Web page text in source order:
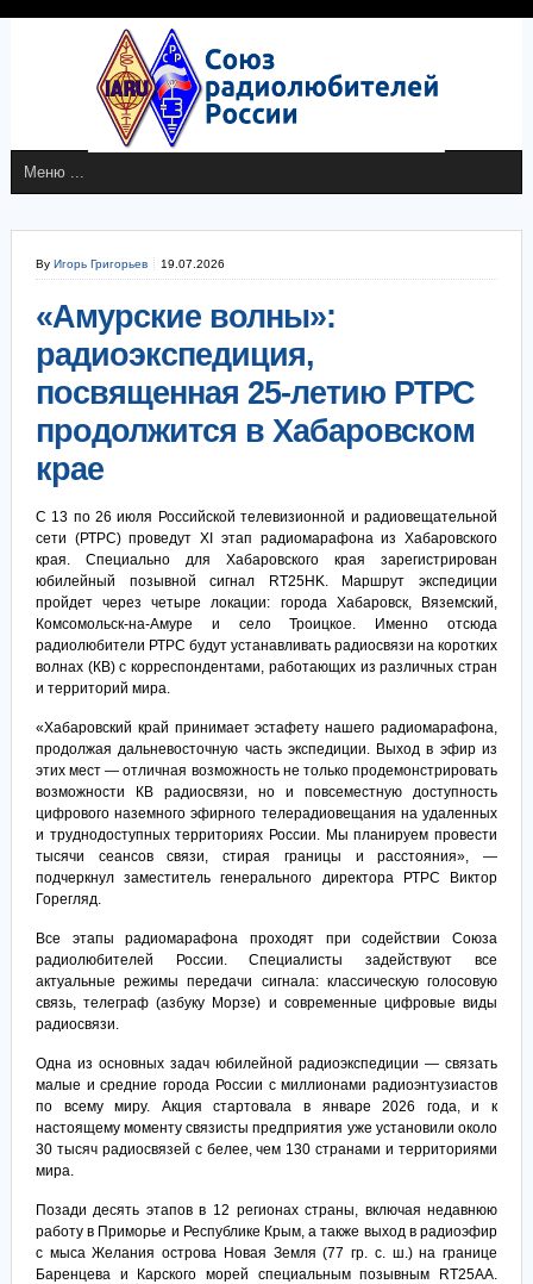
By Игорь Григорьев 19.07.2026
«Амурские волны»:
радиоэкспедиция,
посвященная 25-летию РТРС
продолжится в Хабаровском
крае
С 13 по 26 июля Российской телевизионной и радиовещательной
сети (РТРС) проведут XI этап радиомарафона из Хабаровского
края. Специально для Хабаровского края зарегистрирован
юбилейный позывной сигнал RT25HK. Маршрут экспедиции
пройдет через четыре локации: города Хабаровск, Вяземский,
Комсомольск-на-Амуре и село Троицкое. Именно отсюда
радиолюбители РТРС будут устанавливать радиосвязи на коротких
волнах (КВ) с корреспондентами, работающих из различных стран
и территорий мира.
«Хабаровский край принимает эстафету нашего радиомарафона,
продолжая дальневосточную часть экспедиции. Выход в эфир из
этих мест — отличная возможность не только продемонстрировать
возможности КВ радиосвязи, но и повсеместную доступность
цифрового наземного эфирного телерадиовещания на удаленных
и труднодоступных территориях России. Мы планируем провести
тысячи сеансов связи, стирая границы и расстояния», —
подчеркнул заместитель генерального директора РТРС Виктор
Горегляд.
Все этапы радиомарафона проходят при содействии Союза
радиолюбителей России. Специалисты задействуют все
актуальные режимы передачи сигнала: классическую голосовую
связь, телеграф (азбуку Морзе) и современные цифровые виды
радиосвязи.
Одна из основных задач юбилейной радиоэкспедиции — связать
малые и средние города России с миллионами радиоэнтузиастов
по всему миру. Акция стартовала в январе 2026 года, и к
настоящему моменту связисты предприятия уже установили около
30 тысяч радиосвязей с белее, чем 130 странами и территориями
мира.
Позади десять этапов в 12 регионах страны, включая недавнюю
работу в Приморье и Республике Крым, а также выход в радиоэфир
с мыса Желания острова Новая Земля (77 гр. с. ш.) на границе
Баренцева и Карского морей специальным позывным RT25AA.